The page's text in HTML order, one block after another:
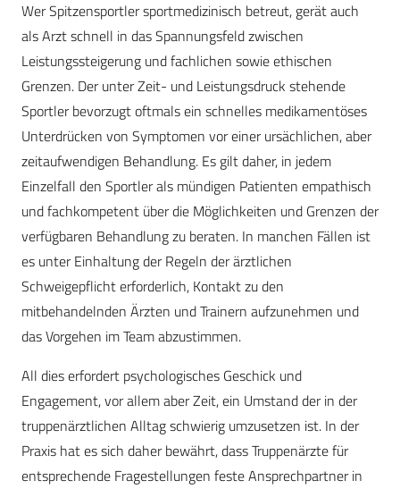
Wer Spitzensportler sportmedizinisch betreut, gerät auch
als Arzt schnell in das Spannungsfeld zwischen
Leistungssteigerung und fachlichen sowie ethischen
Grenzen. Der unter Zeit- und Leistungsdruck stehende
Sportler bevorzugt oftmals ein schnelles medikamentöses
Unterdrücken von Symptomen vor einer ursächlichen, aber
zeitaufwendigen Behandlung. Es gilt daher, in jedem
Einzelfall den Sportler als mündigen Patienten empathisch
und fachkompetent über die Möglichkeiten und Grenzen der
verfügbaren Behandlung zu beraten. In manchen Fällen ist
es unter Einhaltung der Regeln der ärztlichen
Schweigepflicht erforderlich, Kontakt zu den
mitbehandelnden Ärzten und Trainern aufzunehmen und
das Vorgehen im Team abzustimmen.
All dies erfordert psychologisches Geschick und
Engagement, vor allem aber Zeit, ein Umstand der in der
truppenärztlichen Alltag schwierig umzusetzen ist. In der
Praxis hat es sich daher bewährt, dass Truppenärzte für
entsprechende Fragestellungen feste Ansprechpartner in